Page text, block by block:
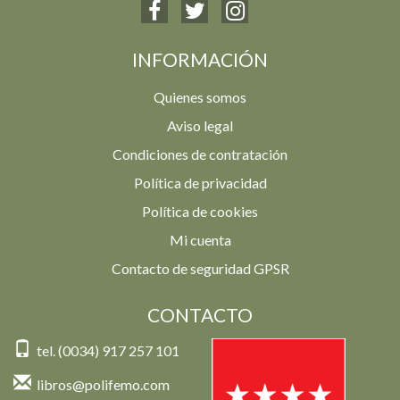
INFORMACIÓN
Quienes somos
Aviso legal
Condiciones de contratación
Política de privacidad
Política de cookies
Mi cuenta
Contacto de seguridad GPSR
CONTACTO
tel. (0034) 917 257 101
libros@polifemo.com